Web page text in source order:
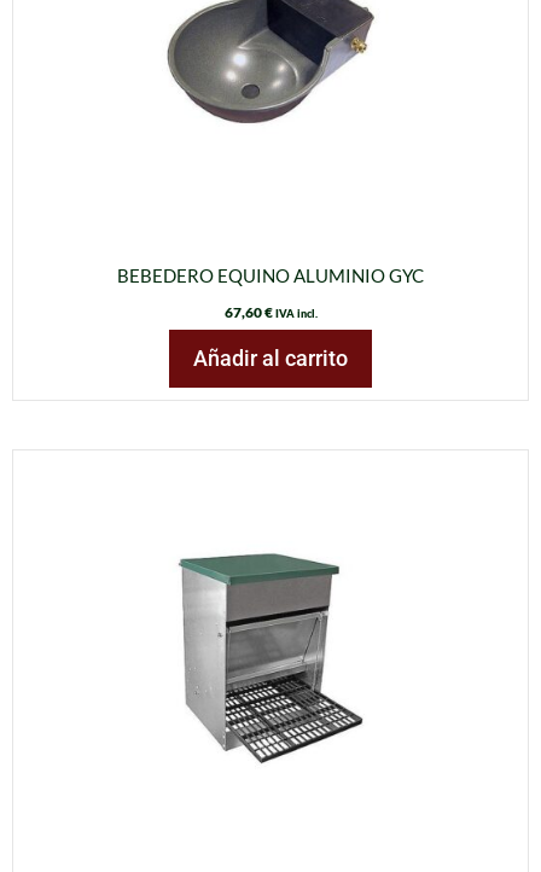
BEBEDERO EQUINO ALUMINIO GYC
67,60€ IVA incl.
Añadir al carrito